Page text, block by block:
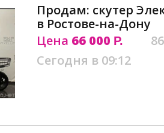
Продам: скутер
в Ростове-на-Дону
Цена 66 000 Р.
Сегодня в 09:12